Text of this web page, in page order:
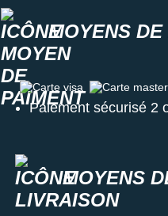
MOYENS
Carte visa Carte master
Paiement sécurisé 2
MOYENS